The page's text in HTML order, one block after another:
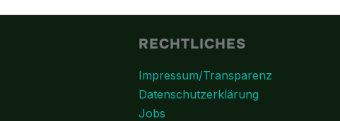
RECHTLICHES
Impressum/Transparenz
Datenschutzerklärung
Jobs